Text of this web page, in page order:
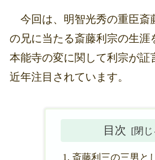
今回は、明智光秀の重臣斎
の兄に当たる斎藤利宗の生涯
本能寺の変に関して利宗が証
近年注目されています。
目次